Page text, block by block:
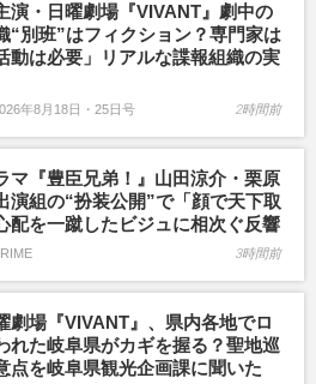
演・日曜劇場『VIVANT』劇中の
“別班”はフィクション？専門家は
動は必要」リアルな諜報組織の実
年8月18日・25日号 2時間前
マ『豊臣兄弟！』山田涼介・栗原
演組の“扮装公開”で「顔で天下取
配を一蹴したビジュに相次ぐ反響
3時間前
劇場『VIVANT』、県内各地でロ
れた岐阜県がカギを握る？聖地巡
点を岐阜県観光企画課に聞いた